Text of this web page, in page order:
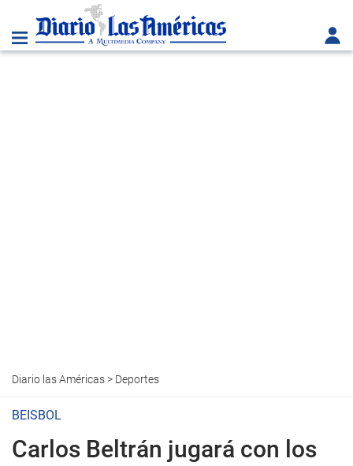
Diario las Américas> Deportes
BEISBOL
Carlos Beltrán jugará con los